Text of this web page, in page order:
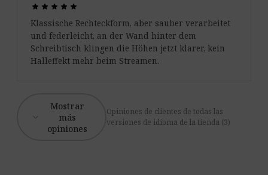
star star star star star
star star star star star
Klassische Rechteckform, aber sauber verarbeitet
und federleicht, an der Wand hinter dem
Schreibtisch klingen die Höhen jetzt klarer, kein
Halleffekt mehr beim Streamen.
expand_more
Mostrar
más
opiniones
Opiniones de clientes de todas las
versiones de idioma de la tienda (3)